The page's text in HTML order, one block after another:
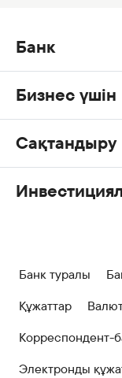
Банк
Бизнес үшін
Сақтандыру
Банк туралы
Құжаттар
Корреспондент-
Электронды